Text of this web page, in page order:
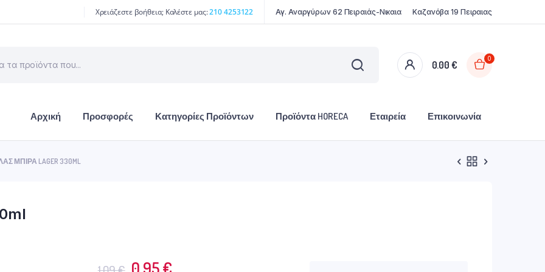
Χρειάζεστε βοήθεια; Καλέστε μας:210 4253122 Αγ. Αναργύρων 62 Πειραιάς-Νικαια Καζανόβα 19 Πειραιας
0.00€
0
Αρχική Προσφορές Κατηγορίες Προϊόντων Προϊόντα HORECA Εταιρεία Επικοινωνία
ΜΠΊΡΑ LAGER 330ML
OriginalΗ